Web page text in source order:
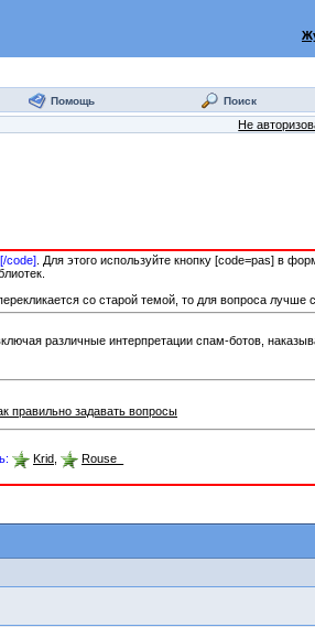
Помощь Поиск
Не
сode] . Для этого используйте кнопку [code=pas] в
со старой темой, то для вопроса
различные интерпретации спам-ботов,
правильно задавать вопросы
Krid Rouse_